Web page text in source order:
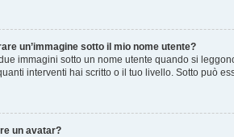
un’immagine sotto il mio nome utente?
immagini sotto un nome utente quando si
interventi hai scritto o il tuo livello. Sotto può
un avatar?